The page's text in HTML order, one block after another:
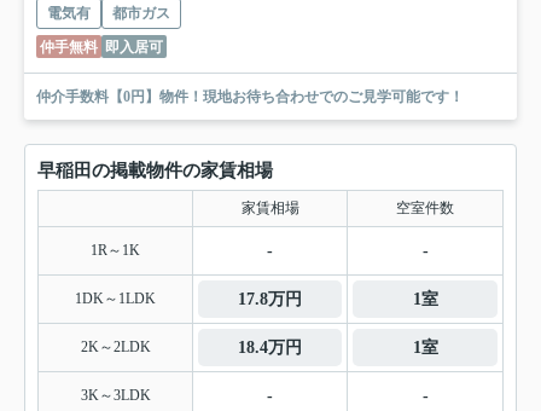
電気有
都市ガス
仲手無料 即入居可
仲介手数料【0円】物件！現地お待ち合わせでのご見学可能です！
早稲田の掲載物件の家賃相場
家賃相場 空室件数
1R～1K - -
1DK～1LDK 17.8万円 1室
2K～2LDK 18.4万円 1室
3K～3LDK - -